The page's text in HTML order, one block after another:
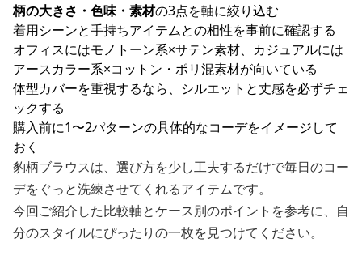
柄の大きさ・色味・素材の3点を軸に絞り込む
着用シーンと手持ちアイテムとの相性を事前に確認する
オフィスにはモノトーン系×サテン素材、カジュアルには
アースカラー系×コットン・ポリ混素材が向いている
体型カバーを重視するなら、シルエットと丈感を必ずチェ
ックする
購入前に1〜2パターンの具体的なコーデをイメージして
おく
豹柄ブラウスは、選び方を少し工夫するだけで毎日のコー
デをぐっと洗練させてくれるアイテムです。
今回ご紹介した比較軸とケース別のポイントを参考に、自
分のスタイルにぴったりの一枚を見つけてください。